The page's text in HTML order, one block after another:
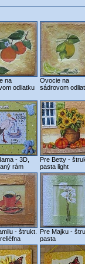
na
odliatku
Ovocie na
sádrovom
- 3D,
rám
Pre Betty -
pasta light
- štrukt.
Pre Majku -
pasta